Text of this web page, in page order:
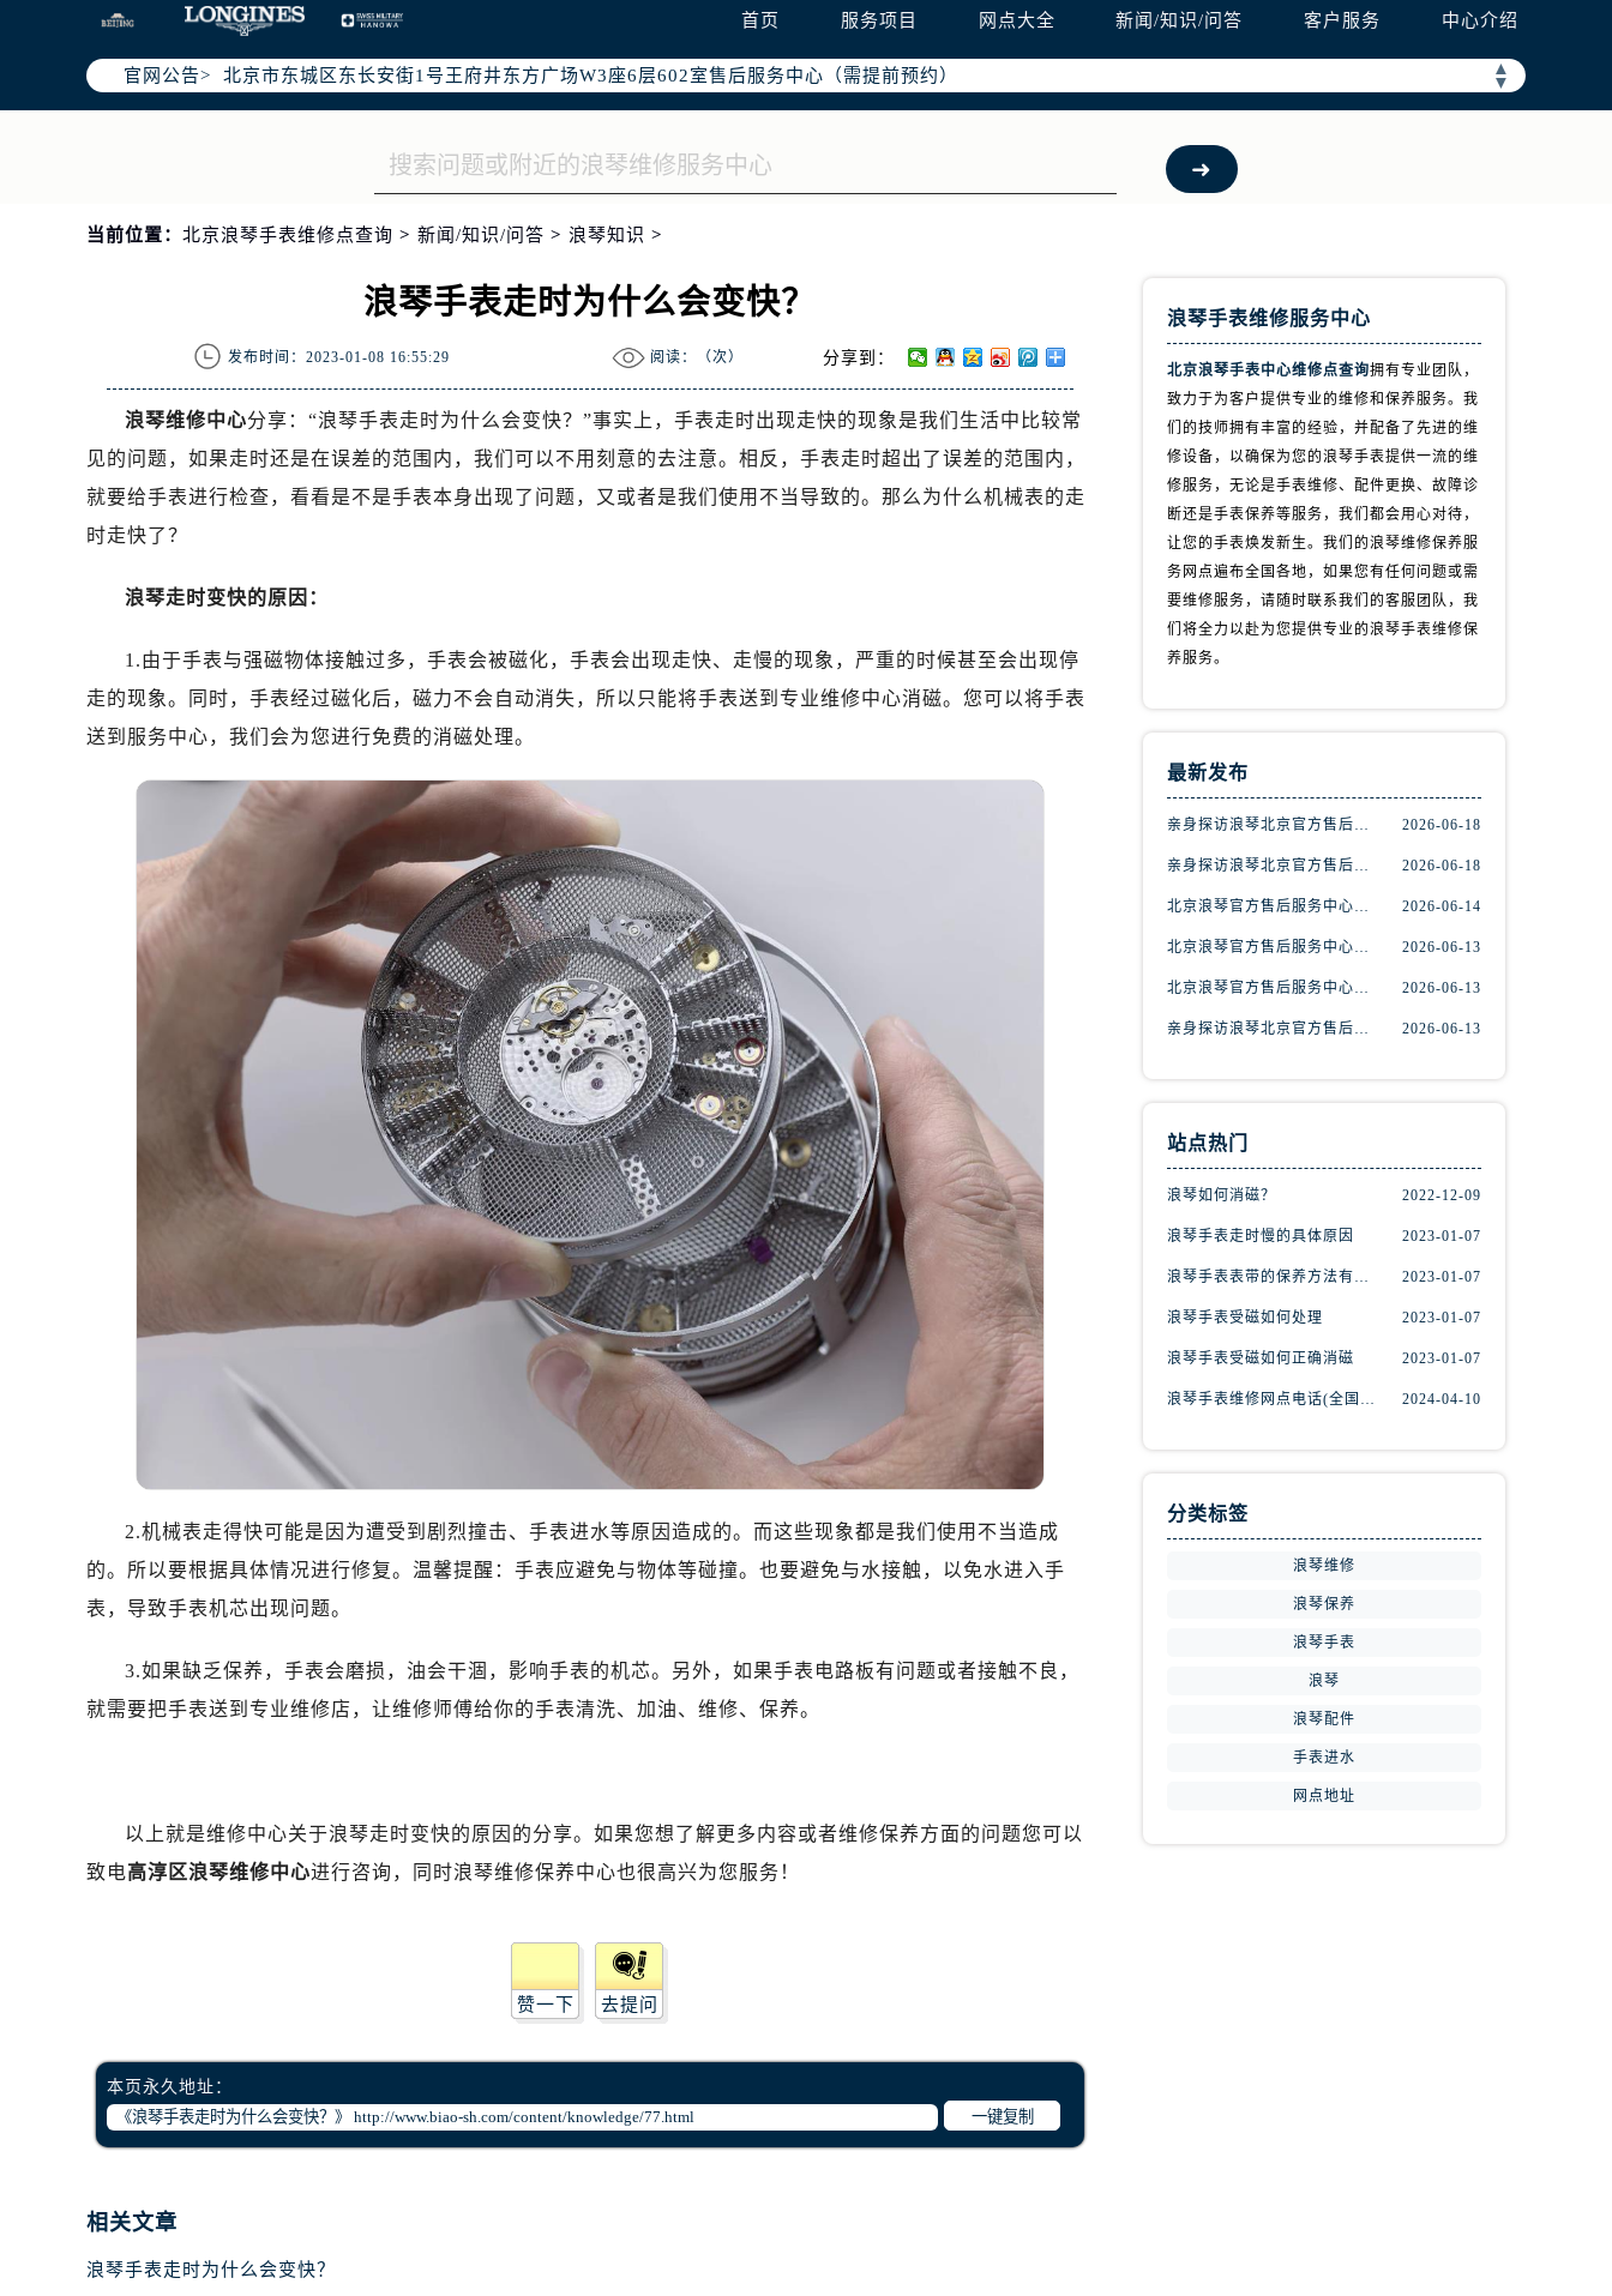
首页 服务项目 网点大全 新闻/知识/问答 客户服务 中心介绍
官网公告> ▲
▼
北京市朝阳区建国门外大街甲6号华熙国际中心写字楼D座11层1102室（需提前预约）
北京市朝阳区建国门外大街甲6号华熙国际中心D座11层1102室售后服务中心（需提前预约）
北京市东城区东长安街1号王府井东方广场W3座6层602室售后服务中心（需提前预约）
节假日正常营业！
当前位置： 北京浪琴手表维修点查询 > 新闻/知识/问答 > 浪琴知识 >
浪琴手表走时为什么会变快？
发布时间：2023-01-08 16:55:29 阅读：（次） 分享到：
浪琴维修中心分享：“浪琴手表走时为什么会变快？”事实上，手表走时出现走快的现象是我们生活中比较常
见的问题，如果走时还是在误差的范围内，我们可以不用刻意的去注意。相反，手表走时超出了误差的范围内，
就要给手表进行检查，看看是不是手表本身出现了问题，又或者是我们使用不当导致的。那么为什么机械表的走
时走快了？
浪琴走时变快的原因：
1.由于手表与强磁物体接触过多，手表会被磁化，手表会出现走快、走慢的现象，严重的时候甚至会出现停
走的现象。同时，手表经过磁化后，磁力不会自动消失，所以只能将手表送到专业维修中心消磁。您可以将手表
送到服务中心，我们会为您进行免费的消磁处理。
2.机械表走得快可能是因为遭受到剧烈撞击、手表进水等原因造成的。而这些现象都是我们使用不当造成
的。所以要根据具体情况进行修复。温馨提醒：手表应避免与物体等碰撞。也要避免与水接触，以免水进入手
表，导致手表机芯出现问题。
3.如果缺乏保养，手表会磨损，油会干涸，影响手表的机芯。另外，如果手表电路板有问题或者接触不良，
就需要把手表送到专业维修店，让维修师傅给你的手表清洗、加油、维修、保养。
以上就是维修中心关于浪琴走时变快的原因的分享。如果您想了解更多内容或者维修保养方面的问题您可以
致电高淳区浪琴维修中心进行咨询，同时浪琴维修保养中心也很高兴为您服务！
赞一下 去提问
本页永久地址：
一键复制
相关文章
浪琴手表走时为什么会变快？
浪琴手表维修服务中心
北京浪琴手表中心维修点查询拥有专业团队，
致力于为客户提供专业的维修和保养服务。我
们的技师拥有丰富的经验，并配备了先进的维
修设备，以确保为您的浪琴手表提供一流的维
修服务，无论是手表维修、配件更换、故障诊
断还是手表保养等服务，我们都会用心对待，
让您的手表焕发新生。我们的浪琴维修保养服
务网点遍布全国各地，如果您有任何问题或需
要维修服务，请随时联系我们的客服团队，我
们将全力以赴为您提供专业的浪琴手表维修保
养服务。
最新发布
亲身探访浪琴北京官方售后服务中心｜最新地址及服务热线（2026年6月最新） 2026-06-18
亲身探访浪琴北京官方售后服务中心｜最新网点地址及热线（2026年6月最新） 2026-06-18
北京浪琴官方售后服务中心｜热线电话与网点地址权威信息公示（2026年6月最新） 2026-06-14
北京浪琴官方售后服务中心｜网点地址及热线权威信息公示（2026年6月最新） 2026-06-13
北京浪琴官方售后服务中心｜全新维修门店地址及电话权威信息公示（2026年6月最新） 2026-06-13
亲身探访浪琴北京官方售后中心｜地址报修全流程真实经历（2026年6月最新） 2026-06-13
站点热门
浪琴如何消磁？ 2022-12-09
浪琴手表走时慢的具体原因 2023-01-07
浪琴手表表带的保养方法有哪些？ 2023-01-07
浪琴手表受磁如何处理 2023-01-07
浪琴手表受磁如何正确消磁 2023-01-07
浪琴手表维修网点电话(全国维修服务中心查询) 2024-04-10
分类标签
浪琴维修
浪琴保养
浪琴手表
浪琴
浪琴配件
手表进水
网点地址